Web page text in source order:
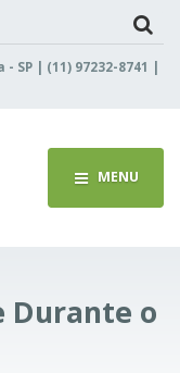
SP | (11) 97232-8741 |
MENU
Durante o